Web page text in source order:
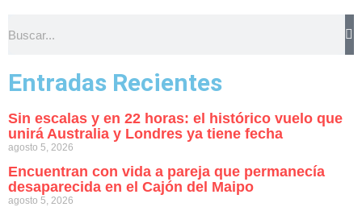
Entradas Recientes
Sin escalas y en 22 horas: el histórico vuelo que
unirá Australia y Londres ya tiene fecha
agosto 5, 2026
Encuentran con vida a pareja que permanecía
desaparecida en el Cajón del Maipo
agosto 5, 2026